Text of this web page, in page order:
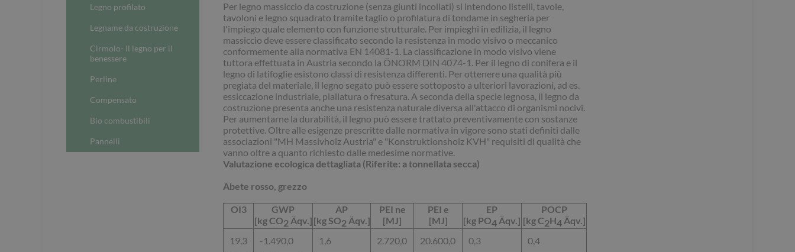
Legno profilato
Legname da costruzione
Cirmolo- Il legno per il
benessere
Perline
Compensato
Bio combustibili
Pannelli
Per legno massiccio da costruzione (senza giunti incollati) si intendono listelli, tavole,
tavoloni e legno squadrato tramite taglio o profilatura di tondame in segheria per
l'impiego quale elemento con funzione strutturale. Per impieghi in edilizia, il legno
massiccio deve essere classificato secondo la resistenza in modo visivo o meccanico
conformemente alla normativa EN 14081-1. La classificazione in modo visivo viene
tuttora effettuata in Austria secondo la ÖNORM DIN 4074-1. Per il legno di conifera e il
legno di latifoglie esistono classi di resistenza differenti. Per ottenere una qualità più
pregiata del materiale, il legno segato può essere sottoposto a ulteriori lavorazioni, ad es.
essiccazione industriale, piallatura o fresatura. A seconda della specie legnosa, il legno da
costruzione presenta anche una resistenza naturale diversa all'attacco di organismi nocivi.
Per aumentarne la durabilità, il legno può essere trattato preventivamente con sostanze
protettive. Oltre alle esigenze prescritte dalle normativa in vigore sono stati definiti dalle
associazioni "MH Massivholz Austria" e "Konstruktionsholz KVH" requisiti di qualità che
vanno oltre a quanto richiesto dalle medesime normative.
Valutazione ecologica dettagliata (Riferite: a tonnellata secca)
Abete rosso, grezzo
OI3
GWP
[kg CO2 Äqv.]
AP
[kg SO2 Äqv.]
PEI ne
[MJ]
PEI e
[MJ]
EP
[kg PO4 Äqv.]
POCP
[kg C2H4 Äqv.]
19,3
-1.490,0 1,6 2.720,0 20.600,0 0,3
0,4